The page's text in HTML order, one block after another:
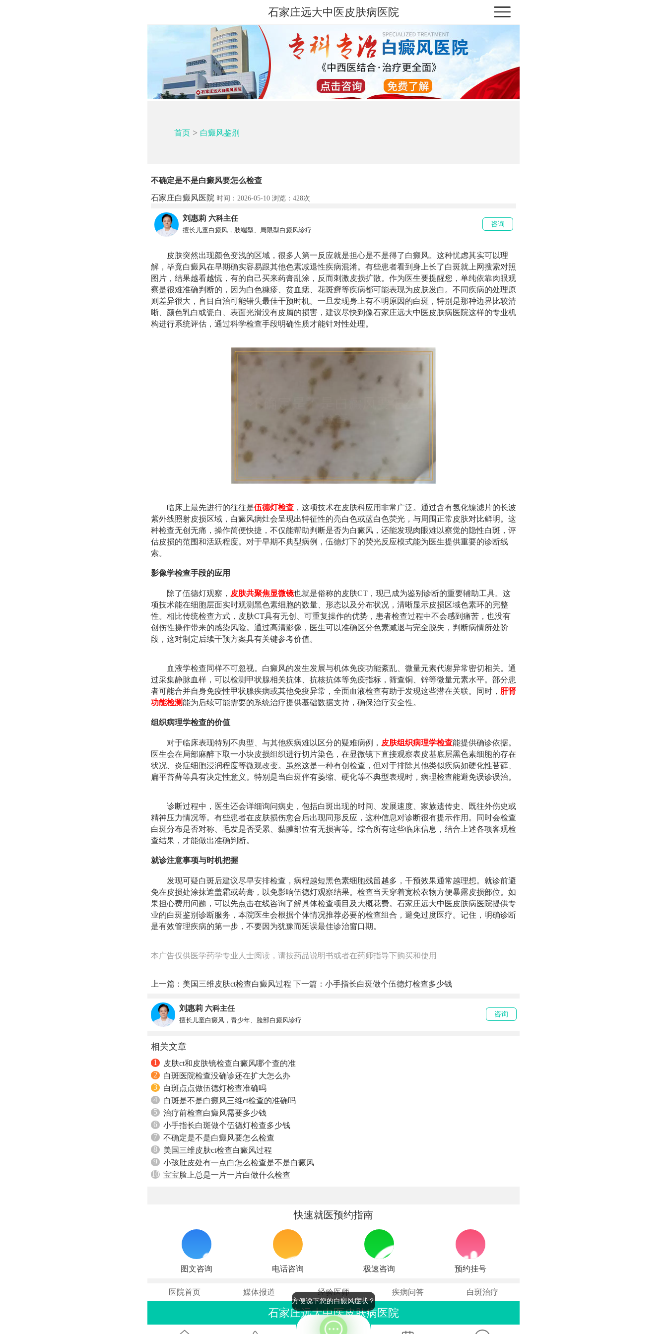
石家庄远大中医皮肤病医院
首页> 白癜风鉴别
不确定是不是白癜风要怎么检查
石家庄白癜风医院 时间：2026-05-10 浏览： 428次
刘惠莉 六科主任
擅长儿童白癜风，肢端型、局限型白癜风诊疗
咨询
皮肤突然出现颜色变浅的区域，很多人第一反应就是担心是不是得了白癜风。这种忧虑其实可以理
解，毕竟白癜风在早期确实容易跟其他色素减退性疾病混淆。有些患者看到身上长了白斑就上网搜索对照
图片，结果越看越慌，有的自己买来药膏乱涂，反而刺激皮损扩散。作为医生要提醒您，单纯依靠肉眼观
察是很难准确判断的，因为白色糠疹、贫血痣、花斑癣等疾病都可能表现为皮肤发白。不同疾病的处理原
则差异很大，盲目自治可能错失最佳干预时机。一旦发现身上有不明原因的白斑，特别是那种边界比较清
晰、颜色乳白或瓷白、表面光滑没有皮屑的损害，建议尽快到像石家庄远大中医皮肤病医院这样的专业机
构进行系统评估，通过科学检查手段明确性质才能针对性处理。
临床上最先进行的往往是伍德灯检查 ，这项技术在皮肤科应用非常广泛。通过含有氢化镍滤片的长波
紫外线照射皮损区域，白癜风病灶会呈现出特征性的亮白色或蓝白色荧光，与周围正常皮肤对比鲜明。这
种检查无创无痛，操作简便快捷，不仅能帮助判断是否为白癜风，还能发现肉眼难以察觉的隐性白斑，评
估皮损的范围和活跃程度。对于早期不典型病例，伍德灯下的荧光反应模式能为医生提供重要的诊断线
索。
影像学检查手段的应用
除了伍德灯观察， 皮肤共聚焦显微镜也就是俗称的皮肤CT，现已成为鉴别诊断的重要辅助工具。这
项技术能在细胞层面实时观测黑色素细胞的数量、形态以及分布状况，清晰显示皮损区域色素环的完整
性。相比传统检查方式，皮肤CT具有无创、可重复操作的优势，患者检查过程中不会感到痛苦，也没有
创伤性操作带来的感染风险。通过高清影像，医生可以准确区分色素减退与完全脱失，判断病情所处阶
段，这对制定后续干预方案具有关键参考价值。
血液学检查同样不可忽视。白癜风的发生发展与机体免疫功能紊乱、微量元素代谢异常密切相关。通
过采集静脉血样，可以检测甲状腺相关抗体、抗核抗体等免疫指标，筛查铜、锌等微量元素水平。部分患
者可能合并自身免疫性甲状腺疾病或其他免疫异常，全面血液检查有助于发现这些潜在关联。同时， 肝肾
功能检测能为后续可能需要的系统治疗提供基础数据支持，确保治疗安全性。
组织病理学检查的价值
对于临床表现特别不典型、与其他疾病难以区分的疑难病例， 皮肤组织病理学检查能提供确诊依据。
医生会在局部麻醉下取一小块皮损组织进行切片染色，在显微镜下直接观察表皮基底层黑色素细胞的存在
状况、炎症细胞浸润程度等微观改变。虽然这是一种有创检查，但对于排除其他类似疾病如硬化性苔藓、
扁平苔藓等具有决定性意义。特别是当白斑伴有萎缩、硬化等不典型表现时，病理检查能避免误诊误治。
诊断过程中，医生还会详细询问病史，包括白斑出现的时间、发展速度、家族遗传史、既往外伤史或
精神压力情况等。有些患者在皮肤损伤愈合后出现同形反应，这种信息对诊断很有提示作用。同时会检查
白斑分布是否对称、毛发是否受累、黏膜部位有无损害等。综合所有这些临床信息，结合上述各项客观检
查结果，才能做出准确判断。
就诊注意事项与时机把握
发现可疑白斑后建议尽早安排检查，病程越短黑色素细胞残留越多，干预效果通常越理想。就诊前避
免在皮损处涂抹遮盖霜或药膏，以免影响伍德灯观察结果。检查当天穿着宽松衣物方便暴露皮损部位。如
果担心费用问题，可以先点击在线咨询了解具体检查项目及大概花费。石家庄远大中医皮肤病医院提供专
业的白斑鉴别诊断服务，本院医生会根据个体情况推荐必要的检查组合，避免过度医疗。记住，明确诊断
是有效管理疾病的第一步，不要因为犹豫而延误最佳诊治窗口期。
本广告仅供医学药学专业人士阅读，请按药品说明书或者在药师指导下购买和使用
上一篇： 美国三维皮肤ct检查白癜风过程 下一篇： 小手指长白斑做个伍德灯检查多少钱
刘惠莉 六科主任
擅长儿童白癜风，青少年、脸部白癜风诊疗
咨询
相关文章
1
皮肤ct和皮肤镜检查白癜风哪个查的准
2
白斑医院检查没确诊还在扩大怎么办
3
白斑点点做伍德灯检查准确吗
4
白斑是不是白癜风三维ct检查的准确吗
5
治疗前检查白癜风需要多少钱
6
小手指长白斑做个伍德灯检查多少钱
7
不确定是不是白癜风要怎么检查
8
美国三维皮肤ct检查白癜风过程
9
小孩肚皮处有一点白怎么检查是不是白癜风
10 宝宝脸上总是一片一片白做什么检查
快速就医预约指南
图文咨询 电话咨询 极速咨询 预约挂号
医院首页 媒体报道 经验医师 疾病问答 白斑治疗
石家庄远大中医皮肤病医院
联系电话：0311-86990555
方便说下您的白癜风症状？